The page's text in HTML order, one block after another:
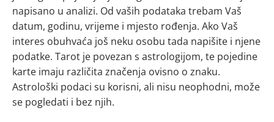
napisano u analizi. Od vaših podataka trebam Vaš
datum, godinu, vrijeme i mjesto rođenja. Ako Vaš
interes obuhvaća još neku osobu tada napišite i njene
podatke. Tarot je povezan s astrologijom, te pojedine
karte imaju različita značenja ovisno o znaku.
Astrološki podaci su korisni, ali nisu neophodni, može
se pogledati i bez njih.